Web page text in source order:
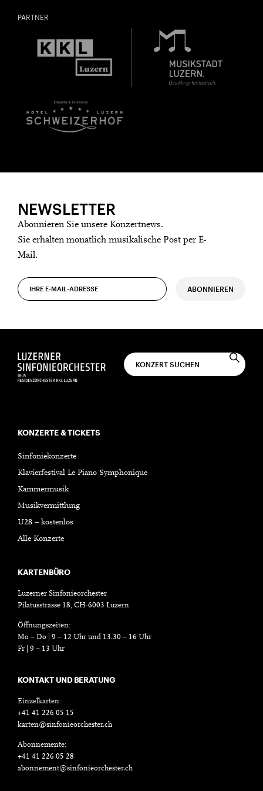
Freunde oder Bekannte via E-Mail oder Facebook-
Jahrgang 1997 oder älter
Donnerstag, 21. Mai,
Geburtsdatum:
PARTNER
NEWSLETTER
Abonnieren Sie unsere Konzertnews.
Sie erhalten monatlich musikalische Post per E-
Mail.
ABONNIEREN
KONZERTE & TICKETS
Sinfoniekonzerte
Klavierfestival Le Piano Symphonique
Kammermusik
Musikvermittlung
U28 – kostenlos
Alle Konzerte
KARTENBÜRO
Luzerner Sinfonieorchester
Pilatusstrasse 18, CH-6003 Luzern
Öffnungszeiten:
Mo – Do | 9 – 12 Uhr und 13.30 – 16 Uhr
Fr | 9 – 13 Uhr
KONTAKT UND BERATUNG
Einzelkarten:
+41 41 226 05 15
karten@sinfonieorchester.ch
Abonnemente:
+41 41 226 05 28
abonnement@sinfonieorchester.ch